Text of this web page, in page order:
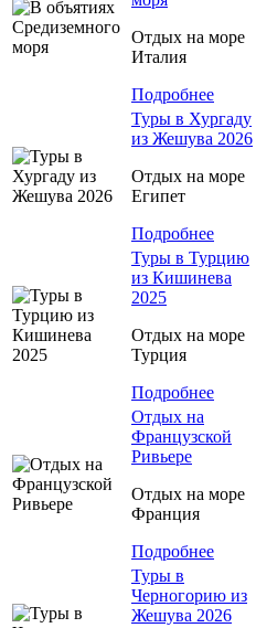
Отдых на море
Италия
Подробнее
Туры в Хургаду
из Жешува 2026
Отдых на море
Египет
Подробнее
Туры в Турцию
из Кишинева
2025
Отдых на море
Турция
Подробнее
Отдых на
Французской
Ривьере
Отдых на море
Франция
Подробнее
Туры в
Черногорию из
Жешува 2026